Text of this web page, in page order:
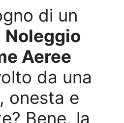
di un
Noleggio
Aeree
da una
onesta e
Bene, la